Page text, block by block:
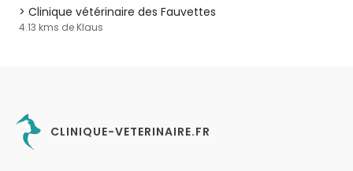
Clinique vétérinaire des Fauvettes
4.13 kms de Klaus
CLINIQUE-VETERINAIRE.FR